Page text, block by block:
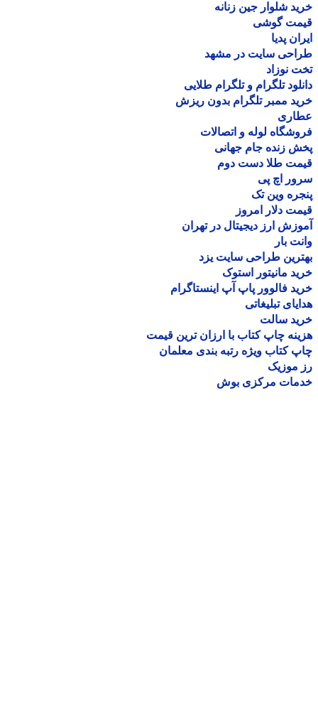
شلوار جین زنانه
گوشی
پدیا
سایت در مشهد
نوزاد
تلگرام و تلگرام طلایی
ممبر تلگرام بدون ریزش
لوله و اتصالات
زنده جام جهانی
طلا دست دوم
اچ پی
وین تک
دلار امروز
ارز دیجیتال در تهران
بار
طراحی سایت یزد
مانیتور استوک
فالوور پاپ آپ اینستاگرام
تبلیغاتی
سالت
چاپ کتاب با ارزان ترین قیمت
کتاب ویژه رتبه بندی معلمان
موزیک
مرکزی بوش